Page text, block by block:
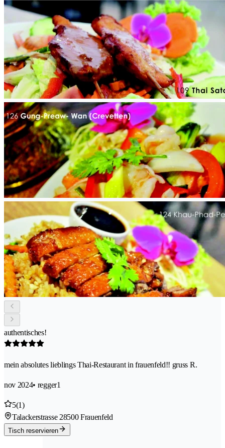
authentisches!
mein absolutes lieblings Thai-Restaurant in frauenfeld!! gruss R.
nov 2024• regger1
5(1)
Talackerstrasse 28500 Frauenfeld
Tisch reservieren